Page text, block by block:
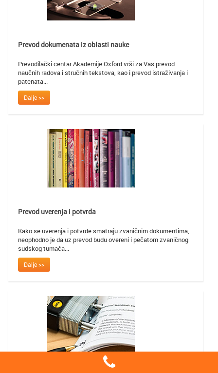
Prevod dokumenata iz oblasti nauke
Prevodilački centar Akademije Oxford vrši za Vas prevod
naučnih radova i stručnih tekstova, kao i prevod istraživanja i
patenata...
Dalje >>
Prevod uverenja i potvrda
Kako se uverenja i potvrde smatraju zvaničnim dokumentima,
neophodno je da uz prevod budu overeni i pečatom zvaničnog
sudskog tumača...
Dalje >>